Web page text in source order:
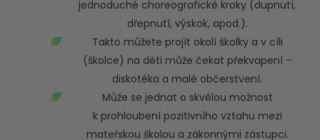
jednoduché choreografické kroky (dupnutí,
dřepnutí, výskok, apod.).
Takto můžete projít okolí školky a v cíli
(školce) na děti může čekat překvapení –
diskotéka a malé občerstvení.
Může se jednat o skvělou možnost
k prohloubení pozitivního vztahu mezi
mateřskou školou a zákonnými zástupci.